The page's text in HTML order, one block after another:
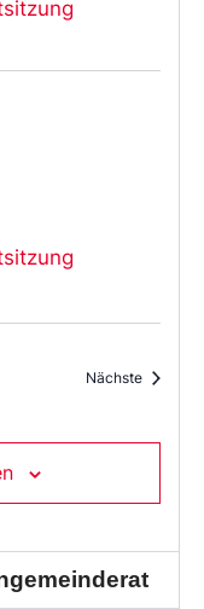
Nächste